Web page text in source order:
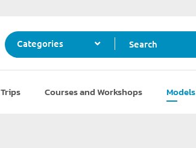
Categories Search
Trips Courses and Workshops Models